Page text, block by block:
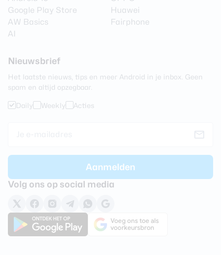
Google Play Store
AW Basics
AI
Huawei
Fairphone
Nieuwsbrief
Het laatste nieuws, tips en meer Android in je inbox. Geen
spam en altijd opzegbaar.
Daily Weekly Acties
Volg ons op social media